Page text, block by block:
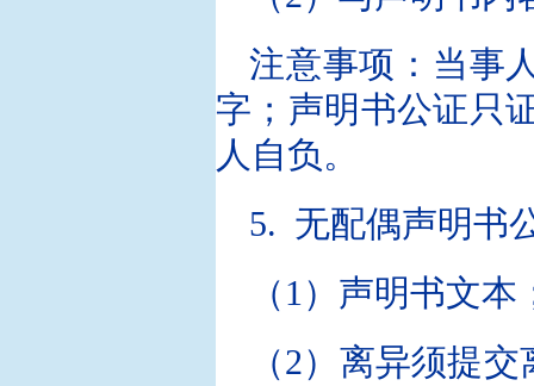
注意事项：当事
字；声明书公证只
人自负。
5. 无配偶声明书
（1）声明书文本
（2）离异须提